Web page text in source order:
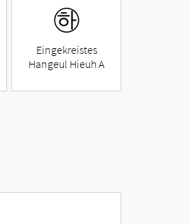
㉻
Eingekreistes
Hangeul Hieuh A